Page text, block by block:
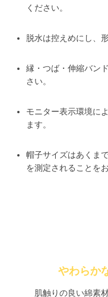
ください。
脱水は控えめにし、
縁・つば・伸縮バン
さい。
モニター表示環境に
ます。
帽子サイズはあくま
を測定されることを
やわらか
肌触りの良い綿素